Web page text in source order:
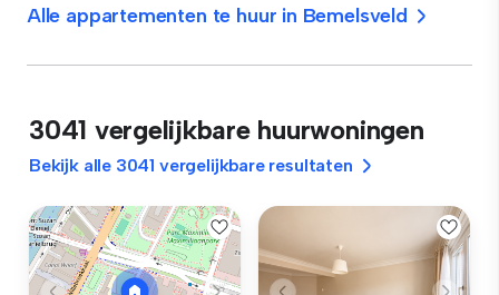
Alle appartementen te huur in Bemelsveld
3041 vergelijkbare huurwoningen
Bekijk alle 3041 vergelijkbare resultaten